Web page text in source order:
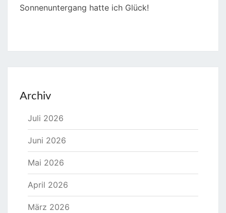
Sonnenuntergang hatte ich Glück!
Archiv
Juli 2026
Juni 2026
Mai 2026
April 2026
März 2026